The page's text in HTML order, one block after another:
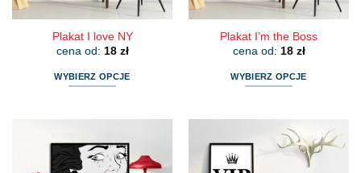
Plakat I love NY
cena od: 18 zł
WYBIERZ OPCJE
wiele
wariantów.
Plakat I’m the Boss
cena od: 18 zł
WYBIERZ OPCJE
wiele
wariantów.